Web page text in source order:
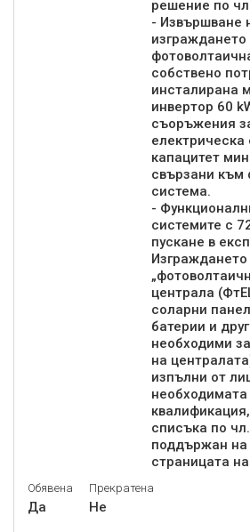
решение по
- Извършване
изграждането
собствено
инсталирана
инвертор 60
съоръжения
електрическа
капацитет
свързани към
система.
-
системите с
пускане в
Изграждането
централа
соларни
батерии и
необходими
на
изпълни от
списъка по
поддържан на
страницата
Обявена
Да
Прекратена
Не